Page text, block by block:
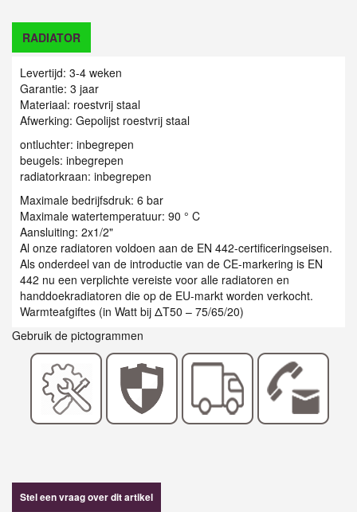
RADIATOR
Levertijd: 3-4 weken
Garantie: 3 jaar
Materiaal: roestvrij staal
Afwerking: Gepolijst roestvrij staal
ontluchter: inbegrepen
beugels: inbegrepen
radiatorkraan: inbegrepen
Maximale bedrijfsdruk: 6 bar
Maximale watertemperatuur: 90 ° C
Aansluiting: 2x1/2"
Al onze radiatoren voldoen aan de EN 442-certificeringseisen.
Als onderdeel van de introductie van de CE-markering is EN
442 nu een verplichte vereiste voor alle radiatoren en
handdoekradiatoren die op de EU-markt worden verkocht.
Warmteafgiftes (in Watt bij ΔT50 – 75/65/20)
Gebruik de pictogrammen
Stel een vraag over dit artikel